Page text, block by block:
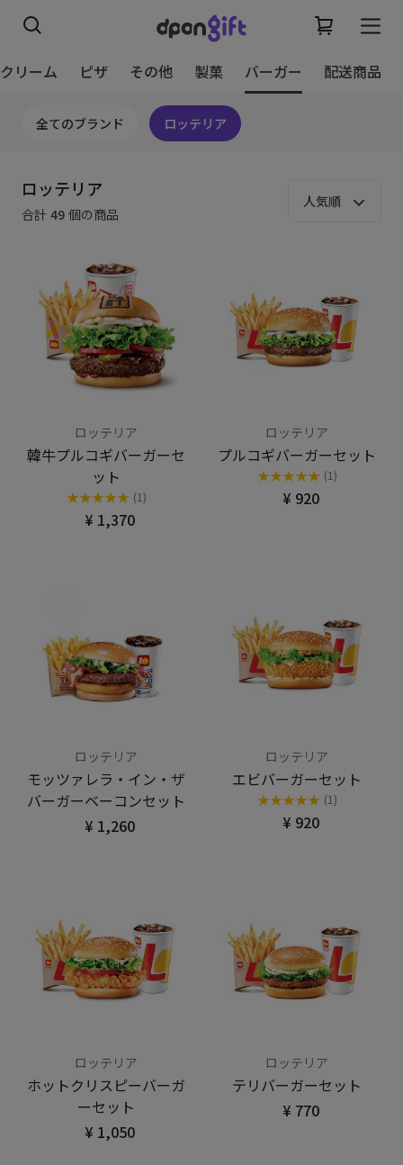
リーム ピザ その他 製菓 バーガー 配送商品
全てのブランド ロッテリア
ロッテリア
合計 49 個の商品
人気順
ロッテリア
韓牛プルコギバーガーセ
ット
★★★★★ (1)
¥ 1,370
ロッテリア
プルコギバーガーセット
★★★★★ (1)
¥ 920
ロッテリア
モッツァレラ・イン・ザ
バーガーベーコンセット
¥ 1,260
ロッテリア
エビバーガーセット
★★★★★ (1)
¥ 920
ロッテリア
ホットクリスピーバーガ
ーセット
¥ 1,050
ロッテリア
テリバーガーセット
¥ 770